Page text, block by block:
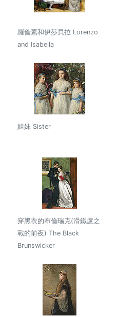
羅倫素和伊莎貝拉 Lorenzo
and Isabella
姐妹 Sister
穿黑衣的布倫瑞克(滑鐵盧之
戰的前夜) The Black
Brunswicker